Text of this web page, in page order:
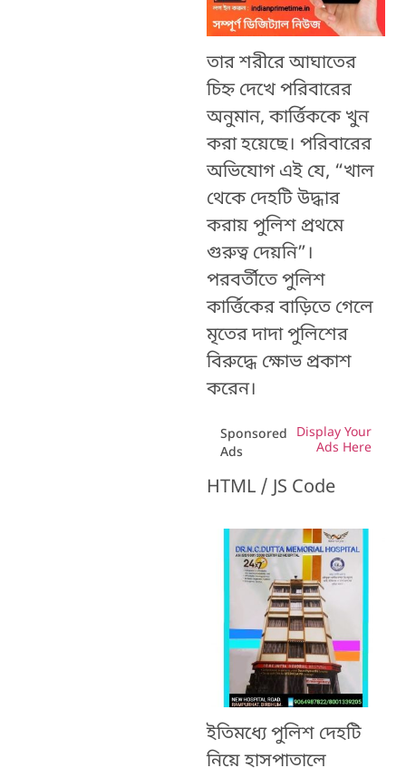
তার শরীরে আঘাতের
চিহ্ন‌ দেখে পরিবারের
অনুমান, কার্ত্তিককে খুন
করা হয়েছে। পরিবারের
অভিযোগ এই যে, “খাল
থেকে দেহটি উদ্ধার
করায় পুলিশ প্রথমে
গুরুত্ব দেয়নি”।
পরবর্তীতে পুলিশ
কার্ত্তিকের বাড়িতে গেলে
মৃতের দাদা পুলিশের
বিরুদ্ধে ক্ষোভ প্রকাশ
করেন।
Sponsored
Ads
Display Your
Ads Here
HTML / JS Code
ইতিমধ্যে পুলিশ দেহটি
নিয়ে হাসপাতালে